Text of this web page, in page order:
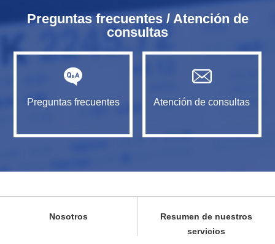
Preguntas frecuentes / Atención de
consultas
Preguntas frecuentes Atención de consultas
Nosotros
Resumen de nuestros
servicios